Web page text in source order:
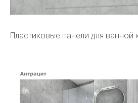
Пластиковые панели для ванной